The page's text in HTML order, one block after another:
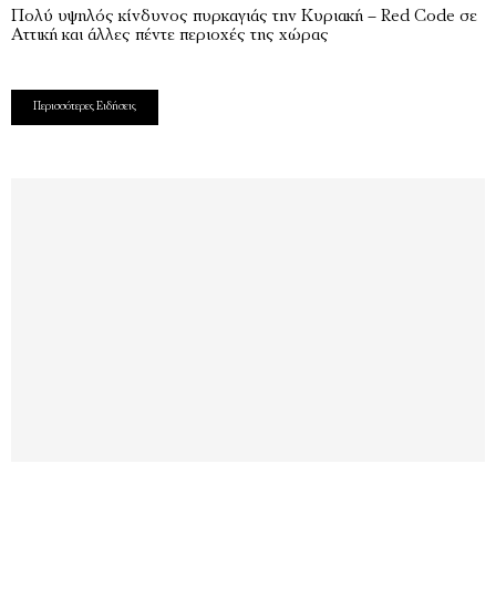
Πολύ υψηλός κίνδυνος πυρκαγιάς την Κυριακή – Red Code σε
Αττική και άλλες πέντε περιοχές της χώρας
Περισσότερες Ειδήσεις